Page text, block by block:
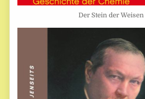
Der Stein der Weisen